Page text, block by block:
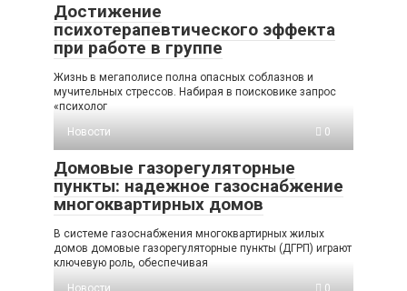
Достижение
психотерапевтического эффекта
при работе в группе
Жизнь в мегаполисе полна опасных соблазнов и
мучительных стрессов. Набирая в поисковике запрос
«психолог
Новости
0
Домовые газорегуляторные
пункты: надежное газоснабжение
многоквартирных домов
В системе газоснабжения многоквартирных жилых
домов домовые газорегуляторные пункты (ДГРП) играют
ключевую роль, обеспечивая